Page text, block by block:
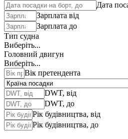
Дата
Зарплата від
Зарплата до
Тип судна
Виберіть...
Головний двигун
Виберіть...
Вік претендента
DWT, від
DWT, до
Рік будівництва, від
Рік будівництва, до